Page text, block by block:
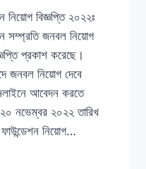
নিয়োগ বিজ্ঞপ্তি ২০২২ঃ
সম্প্রতি জনবল নিয়োগ
প্রকাশ করেছে।
জনবল নিয়োগ দেবে
আবেদন করতে
নভেম্বর ২০২২ তারিখ
নিয়োগ…